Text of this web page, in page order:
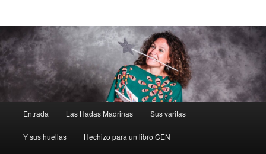
Skip
to
Entrada Las Hadas Madrinas Sus varitas
Y sus huellas Hechizo para un libro CEN